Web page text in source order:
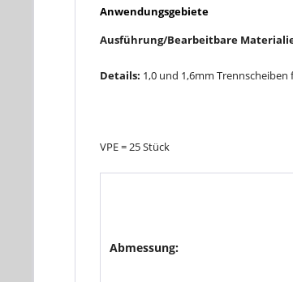
Anwendungsgebiete
Ausführung/Bearbeitbare
Details: 1,0 und 1,6mm
VPE = 25 Stück
Abmessung: